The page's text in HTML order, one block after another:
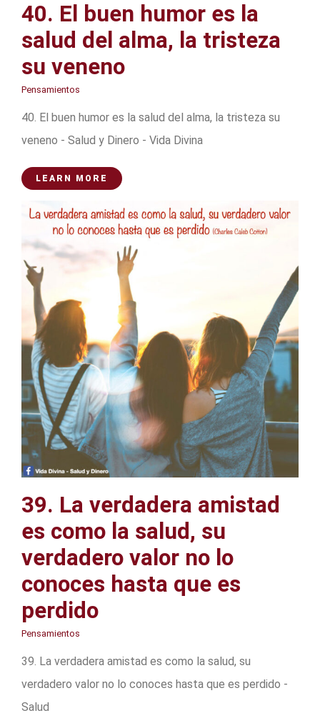
40. El buen humor es la
salud del alma, la tristeza
su veneno
Pensamientos
40. El buen humor es la salud del alma, la tristeza su
veneno - Salud y Dinero - Vida Divina
LEARN MORE
39. La verdadera amistad
es como la salud, su
verdadero valor no lo
conoces hasta que es
perdido
Pensamientos
39. La verdadera amistad es como la salud, su
verdadero valor no lo conoces hasta que es perdido -
Salud